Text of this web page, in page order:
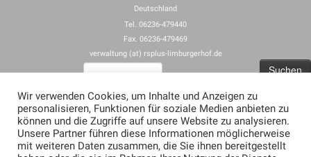
Deutschland
Tel. 06236-479440
Fax. 06236-479469
verwaltung (at) rsplus-limburgerhof.de
Impressum
Allgemeine Nutzungsbedingungen für rspus-limburgerhof.de
Erklärung zum Datenschutz (Privacy Policy) für rsplus-limburgerhof.de
Wir verwenden Cookies, um Inhalte und Anzeigen zu
personalisieren, Funktionen für soziale Medien anbieten zu
können und die Zugriffe auf unsere Website zu analysieren.
Unsere Partner führen diese Informationen möglicherweise
mit weiteren Daten zusammen, die Sie ihnen bereitgestellt